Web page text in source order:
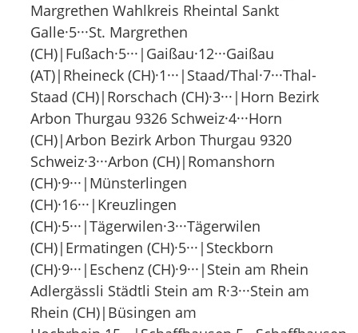
Margrethen Wahlkreis Rheintal Sankt
Galle·5···St. Margrethen
(CH)|Fußach·5···|Gaißau·12···Gaißau
(AT)|Rheineck (CH)·1···|Staad/Thal·7···Thal-
Staad (CH)|Rorschach (CH)·3···|Horn Bezirk
Arbon Thurgau 9326 Schweiz·4···Horn
(CH)|Arbon Bezirk Arbon Thurgau 9320
Schweiz·3···Arbon (CH)|Romanshorn
(CH)·9···|Münsterlingen
(CH)·16···|Kreuzlingen
(CH)·5···|Tägerwilen·3···Tägerwilen
(CH)|Ermatingen (CH)·5···|Steckborn
(CH)·9···|Eschenz (CH)·9···|Stein am Rhein
Adlergässli Städtli Stein am R·3···Stein am
Rhein (CH)|Büsingen am